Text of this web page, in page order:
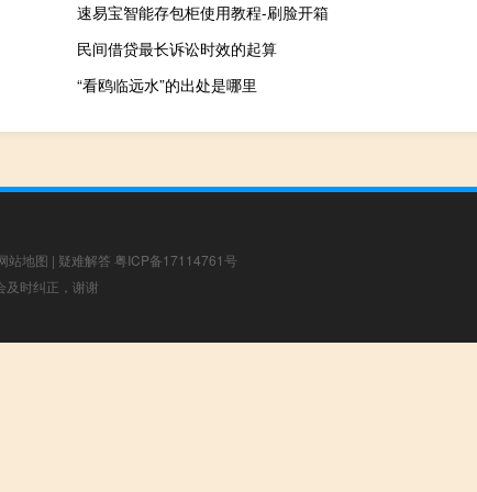
速易宝智能存包柜使用教程-刷脸开箱
民间借贷最长诉讼时效的起算
“看鸥临远水”的出处是哪里
站地图 | 疑难解答 粤ICP备17114761号
及时纠正，谢谢